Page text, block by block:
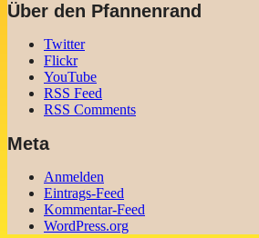
Über den Pfannenrand
Twitter
Flickr
YouTube
RSS Feed
RSS Comments
Meta
Anmelden
Eintrags-Feed
Kommentar-Feed
WordPress.org